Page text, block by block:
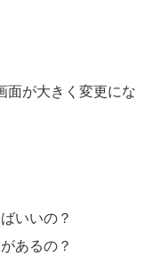
面が大きく変更にな
いいの？
あるの？